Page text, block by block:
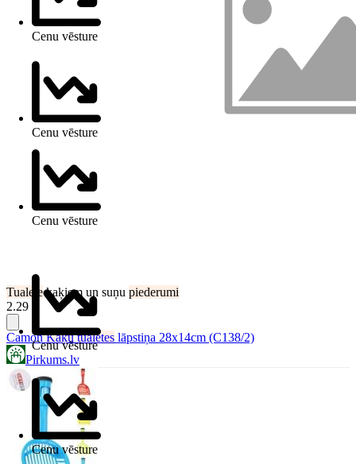
Tualetekaķiem un suņu piederumi
2.29 €
CamonKaķu tualetes lāpstiņa 28x14cm (C138/2)
Pirkums.lv
Cenu vēsture
Cenu vēsture
Cenu vēsture
Cenu vēsture
Cenu vēsture